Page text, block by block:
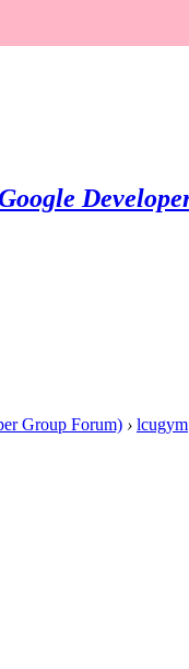
Group Forum) › lcugym